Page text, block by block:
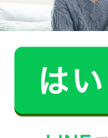
瀬戸市・春日
山市・小牧市・稲沢市
市・岩倉市・豊明市・
・弥富市・みよし市
お掃除